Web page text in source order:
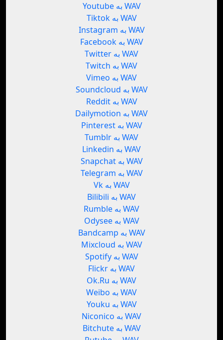
Youtube به WAV
Tiktok به WAV
Instagram به WAV
Facebook به WAV
Twitter به WAV
Twitch به WAV
Vimeo به WAV
Soundcloud به WAV
Reddit به WAV
Dailymotion به WAV
Pinterest به WAV
Tumblr به WAV
Linkedin به WAV
Snapchat به WAV
Telegram به WAV
Vk به WAV
Bilibili به WAV
Rumble به WAV
Odysee به WAV
Bandcamp به WAV
Mixcloud به WAV
Spotify به WAV
Flickr به WAV
Ok.Ru به WAV
Weibo به WAV
Youku به WAV
Niconico به WAV
Bitchute به WAV